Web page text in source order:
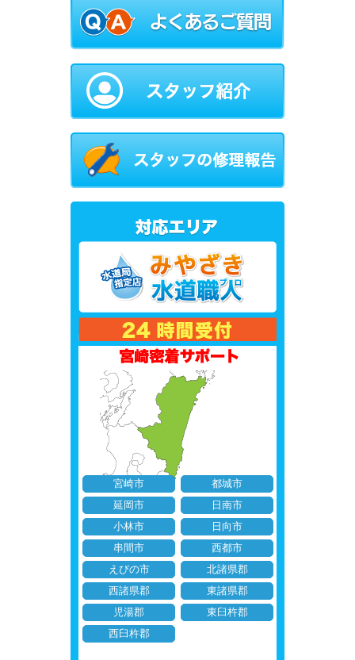
宮崎市
都城市
延岡市
日南市
小林市
日向市
串間市
西都市
えびの市
北諸県郡
西諸県郡
東諸県郡
児湯郡
東臼杵郡
西臼杵郡